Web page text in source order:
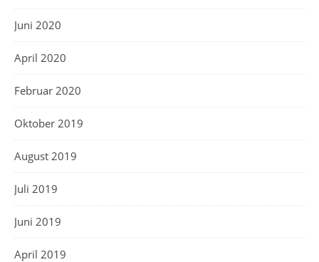
Juni 2020
April 2020
Februar 2020
Oktober 2019
August 2019
Juli 2019
Juni 2019
April 2019